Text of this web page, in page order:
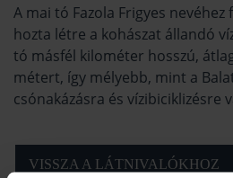
A mai tó Fazola Frigyes nevéhez
hozta létre a kohászat állandó
tó másfél kilométer hosszú,
métert, így mélyebb, mint a
csónakázásra és vízibiciklizésre
VISSZA A LÁTNIVALÓKHOZ